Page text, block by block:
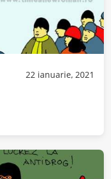
22 ianuarie, 2021